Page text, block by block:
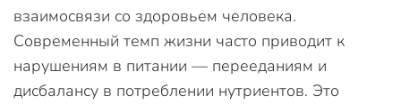
взаимосвязи со здоровьем человека.
Современный темп жизни часто приводит к
нарушениям в питании — перееданиям и
дисбалансу в потреблении нутриентов. Это